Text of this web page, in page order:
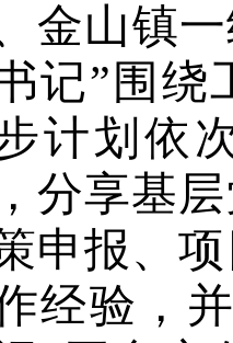
金山镇
记”围绕
计划依
分享基
申报、
经验，